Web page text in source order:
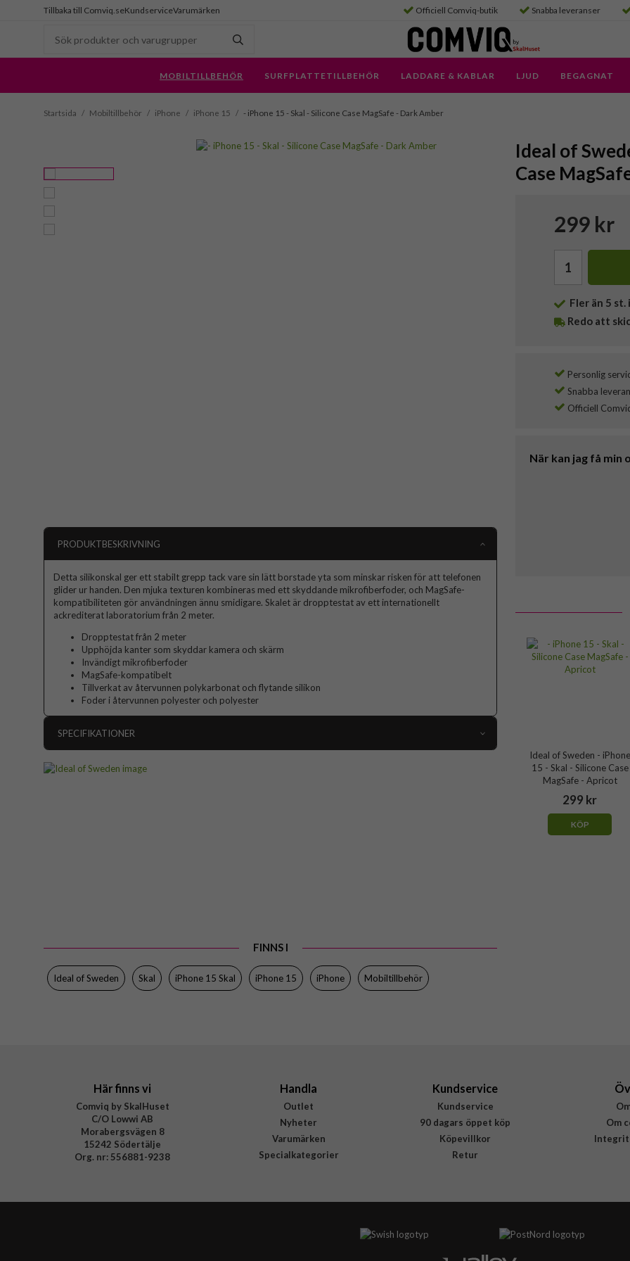
Tillbaka till Comviq.seKundserviceVarumärken Officiell Comviq-butik Snabba leveranser
MOBILTILLBEHÖR SURFPLATTETILLBEHÖR LADDARE & KABLAR LJUD BEGAGNAT
Startsida / Mobiltillbehör / iPhone / iPhone 15 / - iPhone 15 - Skal - Silicone Case MagSafe - Dark Amber
Ideal of
Case
299 kr
Fler än 5 st.
Redo att
Personlig
Snabba
Officiell
När kan jag få min
Ideal of Sweden - iPhone
15 - Skal - Silicone Case
MagSafe - Apricot
299 kr
KÖP
PRODUKTBESKRIVNING
Detta silikonskal ger ett stabilt grepp tack vare sin lätt borstade yta som minskar risken för att telefonen
glider ur handen. Den mjuka texturen kombineras med ett skyddande mikrofiberfoder, och MagSafe-
kompatibiliteten gör användningen ännu smidigare. Skalet är dropptestat av ett internationellt
ackrediterat laboratorium från 2 meter.
Dropptestat från 2 meter
Upphöjda kanter som skyddar kamera och skärm
Invändigt mikrofiberfoder
MagSafe-kompatibelt
Tillverkat av återvunnen polykarbonat och flytande silikon
Foder i återvunnen polyester och polyester
SPECIFIKATIONER
FINNS I
Ideal of Sweden Skal iPhone 15 Skal iPhone 15 iPhone Mobiltillbehör
Här finns vi
Comviq by SkalHuset
C/O Lowwi AB
Morabergsvägen 8
15242 Södertälje
Org. nr: 556881-9238
Handla
Outlet
Nyheter
Varumärken
Specialkategorier
Kundservice
Kundservice
90 dagars öppet köp
Köpevillkor
Retur
Om